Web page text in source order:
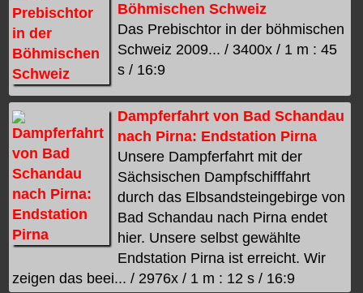
Böhmischen Schweiz
Das Prebischtor in der böhmischen
Schweiz 2009... / 3400x / 1 m : 45
s / 16:9
Dampferfahrt von Bad Schandau
nach Pirna: Endstation Pirna
Unsere Dampferfahrt mit der
Sächsischen Dampfschifffahrt
durch das Elbsandsteingebirge von
Bad Schandau nach Pirna endet
hier. Unsere selbst gewählte
Endstation Pirna ist erreicht. Wir
zeigen das beei... / 2976x / 1 m : 12 s / 16:9